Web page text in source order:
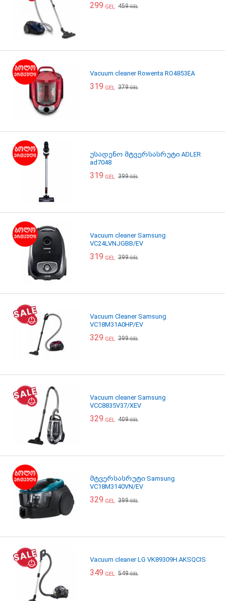
299 GEL 459GEL
Vacuum cleaner Rowenta RO4853EA
319 GEL 379GEL
უსადენო მტვერსასრუტი ADLER
ad7048
319 GEL 399GEL
Vacuum cleaner Samsung
VC24LVNJGBB/EV
319 GEL 399GEL
Vacuum Cleaner Samsung
VC18M31A0HP/EV
329 GEL 399GEL
Vacuum cleaner Samsung
VCC8835V37/XEV
329 GEL 409GEL
მტვერსასრუტი Samsung
VC18M3140VN/EV
329 GEL 399GEL
Vacuum cleaner LG VK89309H.AKSQCIS
349 GEL 549GEL